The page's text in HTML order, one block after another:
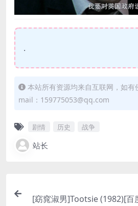
.
本站所有资源均来自互联网，如有
mail：159775053@qq.com
剧情 历史 战争
站长
[窈窕淑男]Tootsie (1982)[百